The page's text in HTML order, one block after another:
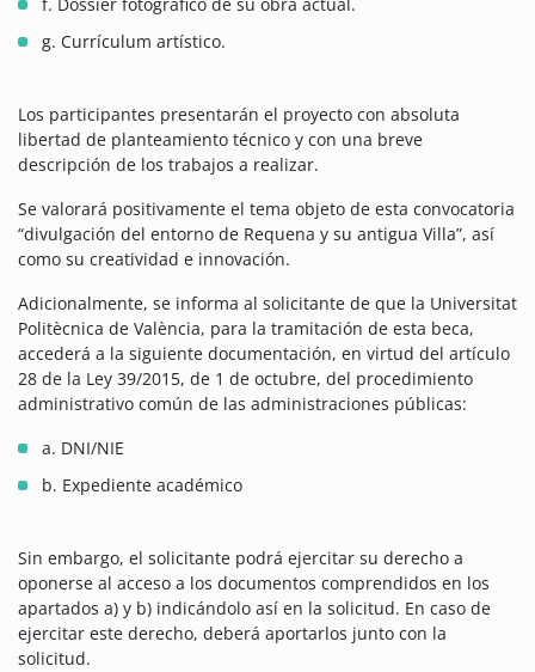
g. Currículum artístico.
Los participantes presentarán el proyecto con absoluta
libertad de planteamiento técnico y con una breve
descripción de los trabajos a realizar.
Se valorará positivamente el tema objeto de esta convocatoria
“divulgación del entorno de Requena y su antigua Villa”, así
como su creatividad e innovación.
Adicionalmente, se informa al solicitante de que la Universitat
Politècnica de València, para la tramitación de esta beca,
accederá a la siguiente documentación, en virtud del artículo
28 de la Ley 39/2015, de 1 de octubre, del procedimiento
administrativo común de las administraciones públicas:
a. DNI/NIE
b. Expediente académico
Sin embargo, el solicitante podrá ejercitar su derecho a
oponerse al acceso a los documentos comprendidos en los
apartados a) y b) indicándolo así en la solicitud. En caso de
ejercitar este derecho, deberá aportarlos junto con la
solicitud.